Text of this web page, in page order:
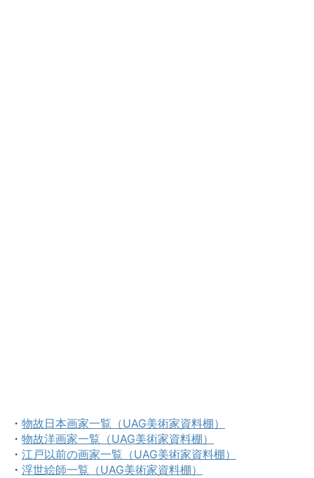
・ 物故日本画家一覧（UAG美術家資料棚）
・ 物故洋画家一覧（UAG美術家資料棚）
・ 江戸以前の画家一覧（UAG美術家資料棚）
・ 浮世絵師一覧（UAG美術家資料棚）